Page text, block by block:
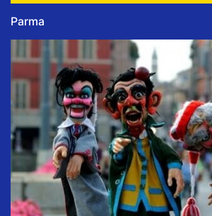
Parma